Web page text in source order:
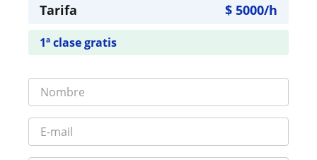
Tarifa $ 5000/h
1ª clase gratis